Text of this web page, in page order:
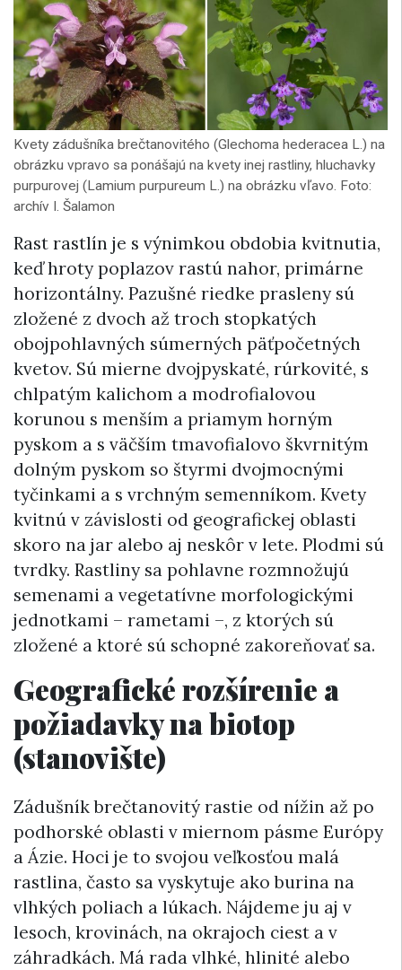
Kvety zádušníka brečtanovitého (Glechoma hederacea L.) na
obrázku vpravo sa ponášajú na kvety inej rastliny, hluchavky
purpurovej (Lamium purpureum L.) na obrázku vľavo. Foto:
archív I. Šalamon
Rast rastlín je s výnimkou obdobia kvitnutia,
keď hroty poplazov rastú nahor, primárne
horizontálny. Pazušné riedke prasleny sú
zložené z dvoch až troch stopkatých
obojpohlavných súmerných päťpočetných
kvetov. Sú mierne dvojpyskaté, rúrkovité, s
chlpatým kalichom a modrofialovou
korunou s menším a priamym horným
pyskom a s väčším tmavofialovo škvrnitým
dolným pyskom so štyrmi dvojmocnými
tyčinkami a s vrchným semenníkom. Kvety
kvitnú v závislosti od geografickej oblasti
skoro na jar alebo aj neskôr v lete. Plodmi sú
tvrdky. Rastliny sa pohlavne rozmnožujú
semenami a vegetatívne morfologickými
jednotkami – rametami –, z ktorých sú
zložené a ktoré sú schopné zakoreňovať sa.
Geografické rozšírenie a
požiadavky na biotop
(stanovište)
Zádušník brečtanovitý rastie od nížin až po
podhorské oblasti v miernom pásme Európy
a Ázie. Hoci je to svojou veľkosťou malá
rastlina, často sa vyskytuje ako burina na
vlhkých poliach a lúkach. Nájdeme ju aj v
lesoch, krovinách, na okrajoch ciest a v
záhradkách. Má rada vlhké, hlinité alebo